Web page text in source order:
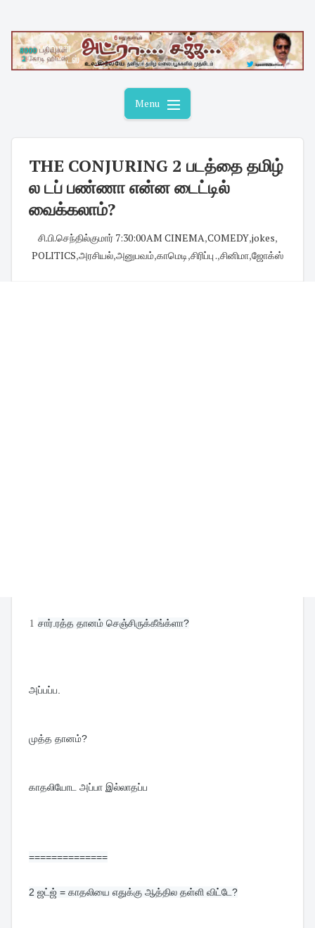
content
Menu
THE CONJURING 2 படத்தை தமிழ்
ல டப் பண்ணா என்ன டைட்டில்
வைக்கலாம்?
சி.பி.செந்தில்குமார்· 7:30:00 AM CINEMA,COMEDY,jokes,
POLITICS,அரசியல்,அனுபவம்,காமெடி,சிரிப்பு .,சினிமா,ஜோக்ஸ்
1 சார்.ரத்த தானம் செஞ்சிருக்கீங்க்ளா?
அப்பப்ப.
முத்த தானம்?
காதலியோட அப்பா இல்லாதப்ப
==============
2 ஜட்ஜ் = காதலியை எதுக்கு ஆத்தில தள்ளி விட்டே?